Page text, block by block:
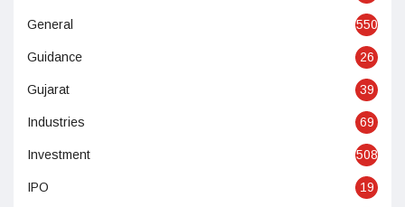
General 550
Guidance 26
Gujarat 39
Industries 69
Investment 508
IPO 19